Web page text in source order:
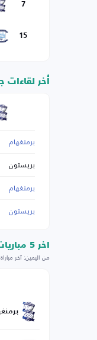
7
15
أخر لقاءات
برمنغهام
بريستون
برمنغهام
بريستون
اخر 5 مباريات لكل فريق
من اليمين: آخر